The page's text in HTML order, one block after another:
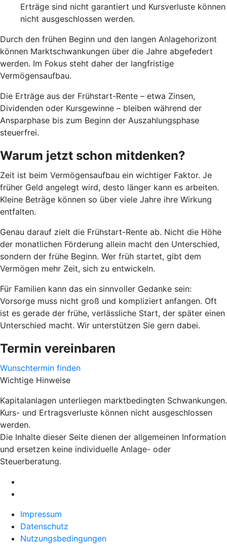
Erträge sind nicht garantiert und Kursverluste können
nicht ausgeschlossen werden.
Durch den frühen Beginn und den langen Anlagehorizont
können Marktschwankungen über die Jahre abgefedert
werden. Im Fokus steht daher der langfristige
Vermögensaufbau.
Die Erträge aus der Frühstart-Rente – etwa Zinsen,
Dividenden oder Kursgewinne – bleiben während der
Ansparphase bis zum Beginn der Auszahlungsphase
steuerfrei.
Warum jetzt schon mitdenken?
Zeit ist beim Vermögensaufbau ein wichtiger Faktor. Je
früher Geld angelegt wird, desto länger kann es arbeiten.
Kleine Beträge können so über viele Jahre ihre Wirkung
entfalten.
Genau darauf zielt die Frühstart-Rente ab. Nicht die Höhe
der monatlichen Förderung allein macht den Unterschied,
sondern der frühe Beginn. Wer früh startet, gibt dem
Vermögen mehr Zeit, sich zu entwickeln.
Für Familien kann das ein sinnvoller Gedanke sein:
Vorsorge muss nicht groß und kompliziert anfangen. Oft
ist es gerade der frühe, verlässliche Start, der später einen
Unterschied macht. Wir unterstützen Sie gern dabei.
Termin vereinbaren
Wunschtermin finden
Wichtige Hinweise
Kapitalanlagen unterliegen marktbedingten Schwankungen.
Kurs- und Ertragsverluste können nicht ausgeschlossen
werden.
Die Inhalte dieser Seite dienen der allgemeinen Information
und ersetzen keine individuelle Anlage- oder
Steuerberatung.
Impressum
Datenschutz
Nutzungsbedingungen